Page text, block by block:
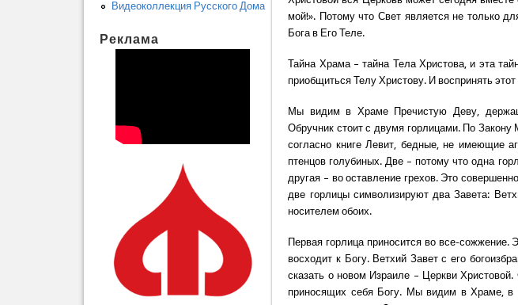
мой!». Потому что Свет является не только
Бога в Его Теле.
Тайна Храма – тайна Тела Христова, и эта
приобщиться Телу Христову. И воспринять
Мы видим в Храме Пречистую Деву,
Обручник стоит с двумя горлицами. По
согласно книге Левит, бедные, не имеющие
птенцов голубиных. Две – потому что одна
другая – во оставление грехов. Это
две горлицы символизируют два Завета:
носителем обоих.
Первая горлица приносится во все-сожжение.
восходит к Богу. Ветхий Завет с его
сказать о новом Израиле – Церкви
приносящих себя Богу. Мы видим в Храме, в
Видеоколлекция Русского Дома
Реклама